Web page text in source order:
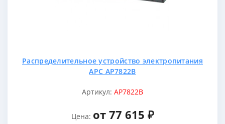
Распределительное устройство электропитания
APC AP7822B
Артикул: AP7822B
Цена: от 77 615 ₽